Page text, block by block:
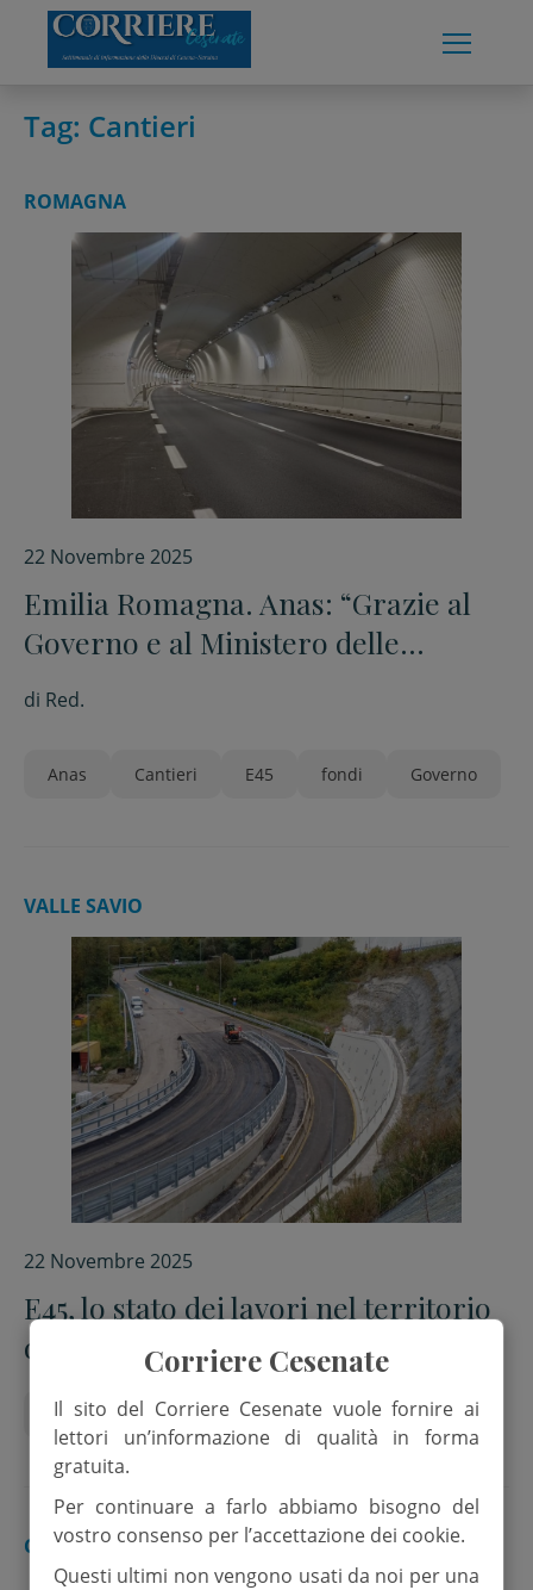
content
Tag: Cantieri
ROMAGNA
22 Novembre 2025
Emilia Romagna. Anas: “Grazie al
Governo e al Ministero delle
infrastrutture i fondi per la E45 sono
a disposizione”
di Red.
Anas Cantieri E45 fondi Governo
VALLE SAVIO
22 Novembre 2025
E45, lo stato dei lavori nel territorio
della Valle del Savio
Anas Cantieri E45
CESENA
Corriere Cesenate
Il sito del Corriere Cesenate vuole fornire ai
lettori un’informazione di qualità in forma
gratuita.
Per continuare a farlo abbiamo bisogno del
vostro consenso per l’accettazione dei cookie.
Questi ultimi non vengono usati da noi per una